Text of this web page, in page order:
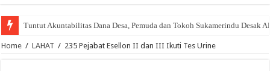
Tuntut Akuntabilitas Dana Desa, Pemuda dan Tokoh Sukamerindu Desak
Home / LAHAT / 235 Pejabat Esellon II dan III Ikuti Tes Urine